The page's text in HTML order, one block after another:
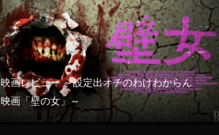
映画レビュー ～設定出オチのわけわからん
映画「壁の女」～